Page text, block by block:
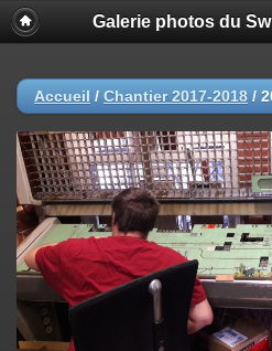
Galerie photos du
Accueil / Chantier 2017-2018 /